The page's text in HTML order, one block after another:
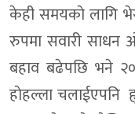
केही समयकाे लागि
रुपमा सवारी साधन
बहाव बढेपछि भने
हाेहल्ला चलाईएपनि